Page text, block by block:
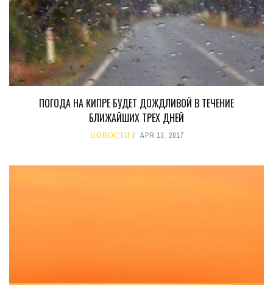
ПОГОДА НА КИПРЕ БУДЕТ ДОЖДЛИВОЙ В ТЕЧЕНИЕ
БЛИЖАЙШИХ ТРЕХ ДНЕЙ
НОВОСТИ APR 13, 2017